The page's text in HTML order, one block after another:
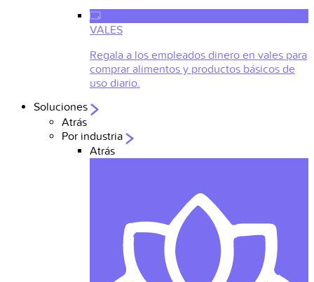
VALES
Regala a los empleados dinero en vales para
comprar alimentos y productos básicos de
uso diario.
Soluciones
Atrás
Por industria
Atrás